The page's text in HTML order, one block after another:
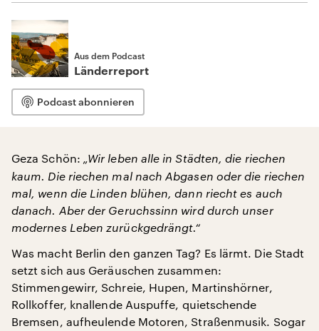
Aus dem Podcast
Länderreport
Podcast abonnieren
Geza Schön: „Wir leben alle in Städten, die riechen
kaum. Die riechen mal nach Abgasen oder die riechen
mal, wenn die Linden blühen, dann riecht es auch
danach. Aber der Geruchssinn wird durch unser
modernes Leben zurückgedrängt.“
Was macht Berlin den ganzen Tag? Es lärmt. Die Stadt
setzt sich aus Geräuschen zusammen:
Stimmengewirr, Schreie, Hupen, Martinshörner,
Rollkoffer, knallende Auspuffe, quietschende
Bremsen, aufheulende Motoren, Straßenmusik. Sogar